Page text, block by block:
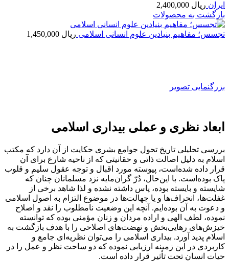
ایران ریال
بازگشت به محصولات
تجسس؛ مفاهیم بنیادین علوم انسانی اسلامی ریال
بزرگنمایی تصویر
ابعاد نظری و عملی بیداری اسلامی
بررسی تحلیلی تاریخ تحول جوامع بشری حکایت از آن دارد که مکتب
اسلام به دلیل اصالت ذاتی و حقانیتی که از ناحیه شارع برای آن
قرار داده شده‌است، پیوسته مورد اقبال و توجه عقول سلیم و قلوب
پاک بوده‌است. با این‌حال، دُرّ گران‌مایه نزد مسلمانان چنان که
شایسته و بایسته بوده، پاس داشته نشده و لذا شاهد برخی از
غفلت‌ها، انحراف‌ها و یا جهالت‌ها در موضوع التزام به اصول اسلامی
و دعوت به آن بوده‌ایم. آنچه این وضعیت نامطلوب را نقد و اصلاح
نموده، لطف الهی و اراده مردان و زنان مؤمنی بوده که توانسته
خیزش‌های رهایی‌بخش و نهضت‌های اصلاحی را با هدف بازگشت به
اسلام پدید ‌آورد. بیداری‌ اسلامی را می‌توان نظریه‌ای جامع و
کاربردی در این زمینه ارزیابی نموده که دو ساحت نظر و عمل را در
حیات انسان تحت تأثیر قرار داده ‌است.